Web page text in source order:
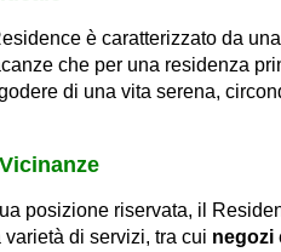
è caratterizzato da una
che per una residenza
di una vita serena,
posizione riservata, il
di servizi, tra cui negozi